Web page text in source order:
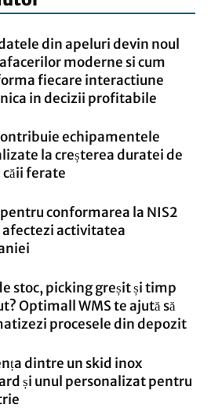
din apeluri devin noul
moderne si cum
fiecare interactiune
in decizii profitabile
echipamentele
la creșterea duratei de
căii ferate
pentru conformarea la NIS2
afectezi activitatea
stoc, picking greșit și timp
Optimall WMS te ajută să
procesele din depozit
dintre un skid inox
și unul personalizat pentru